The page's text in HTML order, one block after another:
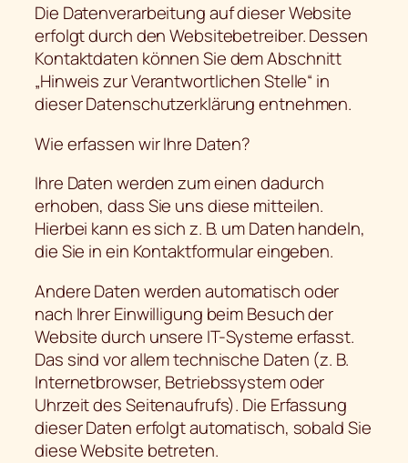
Die Datenverarbeitung auf dieser Website
erfolgt durch den Websitebetreiber. Dessen
Kontaktdaten können Sie dem Abschnitt
„Hinweis zur Verantwortlichen Stelle“ in
dieser Datenschutzerklärung entnehmen.
Wie erfassen wir Ihre Daten?
Ihre Daten werden zum einen dadurch
erhoben, dass Sie uns diese mitteilen.
Hierbei kann es sich z. B. um Daten handeln,
die Sie in ein Kontaktformular eingeben.
Andere Daten werden automatisch oder
nach Ihrer Einwilligung beim Besuch der
Website durch unsere IT-Systeme erfasst.
Das sind vor allem technische Daten (z. B.
Internetbrowser, Betriebssystem oder
Uhrzeit des Seitenaufrufs). Die Erfassung
dieser Daten erfolgt automatisch, sobald Sie
diese Website betreten.